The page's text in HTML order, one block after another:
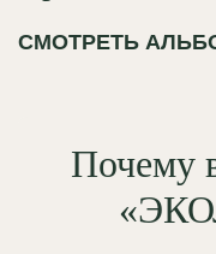
СМОТРЕТЬ
Почему